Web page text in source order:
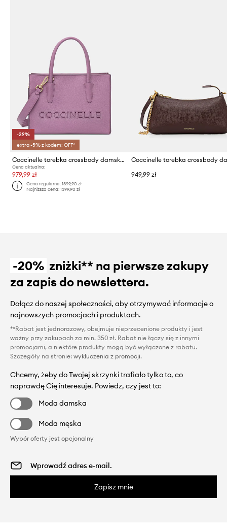
-29%
extra -5% z kodem: OFF*
Coccinelle torebka crossbody damska skórzana
Cena aktualna:
979,99 zł
Cena regularna:1399,90 zł
Najniższa cena:1399,90 zł
949,99 zł
-20% zniżki** na pierwsze zakupy
za zapis do newslettera.
Dołącz do naszej społeczności, aby otrzymywać informacje o
najnowszych promocjach i produktach.
**Rabat jest jednorazowy, obejmuje nieprzecenione produkty i jest
ważny przy zakupach za min. 350 zł. Rabat nie łączy się z innymi
promocjami, a niektóre produkty mogą być wyłączone z rabatu.
Szczegóły na stronie: wykluczenia z promocji.
Chcemy, żeby do Twojej skrzynki trafiało tylko to, co
naprawdę Cię interesuje. Powiedz, czy jest to:
Moda damska
Moda męska
Wybór oferty jest opcjonalny
Zapisz mnie